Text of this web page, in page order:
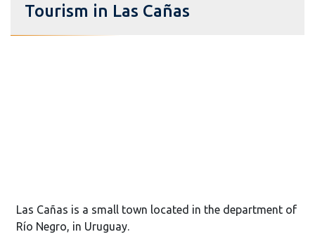
Tourism in Las Cañas
Las Cañas is a small town located in the department of
Río Negro, in Uruguay.